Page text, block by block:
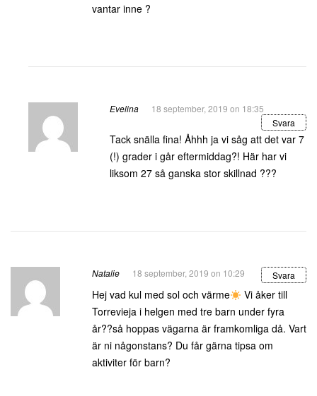
vantar inne ?
Evelina
18 september, 2019 on 18:35
Svara
Tack snälla fina! Åhhh ja vi såg att det var 7
(!) grader i går eftermiddag?! Här har vi
liksom 27 så ganska stor skillnad ???
Natalie 18 september, 2019 on 10:29 Svara
Hej vad kul med sol och värme
Vi åker till
Torrevieja i helgen med tre barn under fyra
år??så hoppas vägarna är framkomliga då. Vart
är ni någonstans? Du får gärna tipsa om
aktiviter för barn?